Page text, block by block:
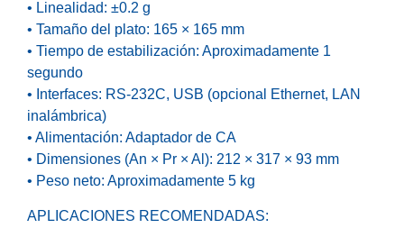
• Linealidad: ±0.2 g
• Tamaño del plato: 165 × 165 mm
• Tiempo de estabilización: Aproximadamente 1
segundo
• Interfaces: RS-232C, USB (opcional Ethernet, LAN
inalámbrica)
• Alimentación: Adaptador de CA
• Dimensiones (An × Pr × Al): 212 × 317 × 93 mm
• Peso neto: Aproximadamente 5 kg
APLICACIONES RECOMENDADAS: